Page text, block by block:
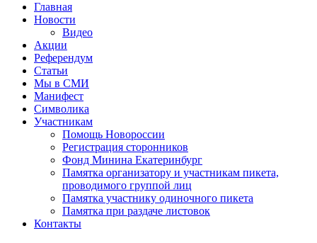
Главная
Новости
Видео
Акции
Референдум
Статьи
Мы в СМИ
Манифест
Символика
Участникам
Помощь Новороссии
Регистрация сторонников
Фонд Минина Екатеринбург
Памятка организатору и участникам пикета,
проводимого группой лиц
Памятка участнику одиночного пикета
Памятка при раздаче листовок
Контакты